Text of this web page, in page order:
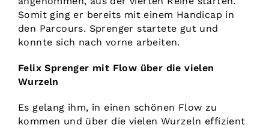
Somit ging er bereits mit einem Handicap in
den Parcours. Sprenger startete gut und
konnte sich nach vorne arbeiten.
Felix Sprenger mit Flow über die vielen
Wurzeln
Es gelang ihm, in einen schö­nen Flow zu
kommen und über die vielen Wurzeln effizient